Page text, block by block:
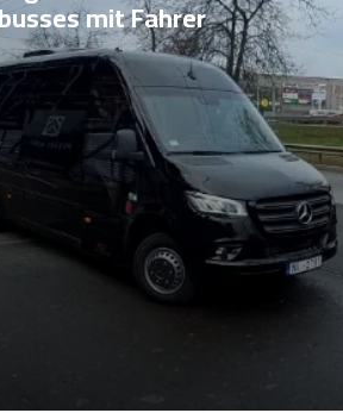
mit Fahrer